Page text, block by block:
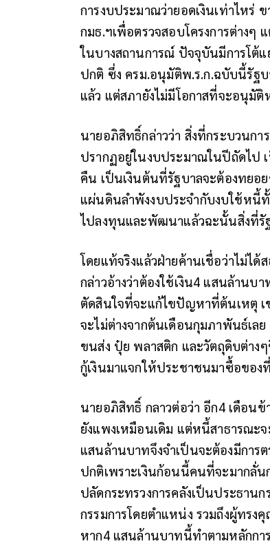
การงบประมาณว่ายอดเงินเท่าไหร่
กมธ.ฯเพื่อตรวจสอบโครงการต่างๆ
ในบางสถานการณ์ ปัจจุบันมีการโต้
ปกติ ซึ่ง ครม.อนุมัติพ.ร.ก.ฉบับนี้รัฐบ
แล้ว แต่สภายังไม่มีโอกาสที่จะอนุมัติ
นายอภิสิทธิ์กล่าวว่า สิ่งที่กระบวนก
ปรากฏอยู่ในงบประมาณในปีถัดไป
คืน เป็นเงินต้นที่รัฐบาลจะต้องทยอ
แผ่นดินลำพังงบประจำกับงบใช้หนี้ทั้
ไปลงทุนและพัฒนาแล้วฉะนั้นสิ่งที่รั
โดยแท้จริงแล้วฝ่ายค้านเชื่อว่าไม่ไ
กล่าวอ้างว่าต้องใช้เงิน4 แสนล้านบ
ตัดสินใจที่จะแก้ไขปัญหาที่ต้นเหตุ เ
จะไม่ต่างจากต้นเดือนกุมภาพันธ์เ
ขนส่ง ปุ๋ย พลาสติก และวัตถุดิบต่าง
กู้เงินมาแจกให้ประชาชนมาซื้อขอ
นายอภิสิทธิ์ กลาวต่อว่า อีก4 เดือน
ยังแพงเหมือนเดิม แต่หนี้สาธารณะ
แสนล้านบาทจึงจำเป็นจะต้องมีการต
ปกติเพราะเงินก้อนนี้คนที่จะมากลั่น
ปลัดกระทรวงการคลังเป็นประธาน
กรรมการโดยตำแหน่ง รวมถึงผู้ทร
หาก4 แสนล้านบาทนี้ทำตามหลักการ